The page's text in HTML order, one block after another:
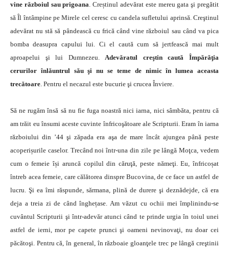
vine războiul sau prigoana. Creștinul adevărat este mereu gata şi pregătit
să Îl întâmpine pe Mirele cel ceresc cu candela sufletului aprinsă. Creştinul
adevărat nu stă să pândească cu frică când vine războiul sau când va pica
bomba deasupra capului lui. Ci el caută cum să jertfească mai mult
aproapelui şi lui Dumnezeu.Adevăratul creştin caută Împărăţia
cerurilor înlăuntrul său şi nu se teme de nimic în lumea aceasta
trecătoare. Pentru el necazul este bucurie şi crucea Înviere.
Să ne rugăm însă să nu fie fuga noastră nici iarna, nici sâmbăta, pentru că
am trăit eu însumi aceste cuvinte înfricoşătoare ale Scripturii. Eram în iarna
războiului din ’44 şi zăpada era aşa de mare încât ajungea până peste
acoperișurile caselor. Trecând noi într-una din zile pe lângă Moţca, vedem
cum o femeie își aruncă copilul din căruţă, peste nămeţi. Eu, înfricoșat
întreb acea femeie, care călătorea dinspre Bucovina, de ce face un astfel de
lucru. Şi ea îmi răspunde, sărmana, plină de durere şi deznădejde, că era
deja a treia zi de când înghețase. Am văzut cu ochii mei împlinindu-se
cuvântul Scripturii şi într-adevăr atunci când te prinde urgia în toiul unei
astfel de ierni, mor pe capete prunci şi oameni nevinovaţi, nu doar cei
păcătoşi. Pentru că, în general, în războaie gloanţele trec pe lângă creştinii